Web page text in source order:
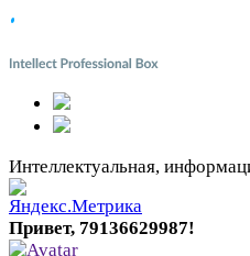
Интеллектуальная,
Привет, 79136629987!